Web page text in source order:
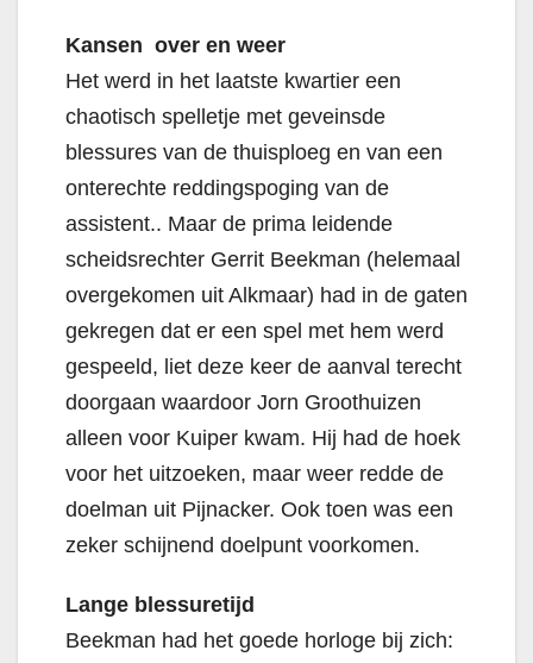
Kansen over en weer
Het werd in het laatste kwartier een
chaotisch spelletje met geveinsde
blessures van de thuisploeg en van een
onterechte reddingspoging van de
assistent.. Maar de prima leidende
scheidsrechter Gerrit Beekman (helemaal
overgekomen uit Alkmaar) had in de gaten
gekregen dat er een spel met hem werd
gespeeld, liet deze keer de aanval terecht
doorgaan waardoor Jorn Groothuizen
alleen voor Kuiper kwam. Hij had de hoek
voor het uitzoeken, maar weer redde de
doelman uit Pijnacker. Ook toen was een
zeker schijnend doelpunt voorkomen.
Lange blessuretijd
Beekman had het goede horloge bij zich: